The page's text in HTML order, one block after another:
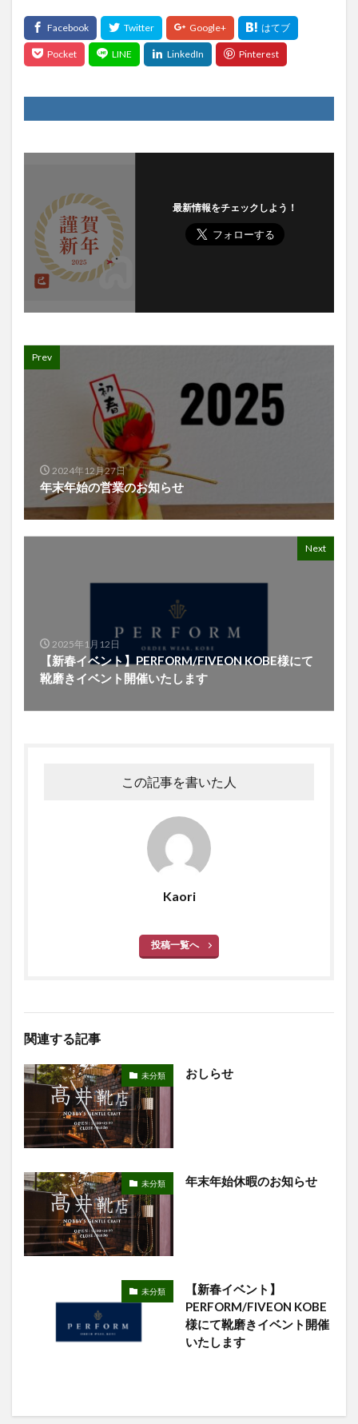
最新情報をチェックしよう！
Prev
2024年12月27日
年末年始の営業のお知らせ
Next
2025年1月12日
【新春イベント】PERFORM/FIVEON KOBE様にて
靴磨きイベント開催いたします
この記事を書いた人
Kaori
投稿一覧へ
関連する記事
未分類 おしらせ
未分類 年末年始休暇のお知らせ
未分類
【新春イベント】
PERFORM/FIVEON KOBE
様にて靴磨きイベント開催
いたします